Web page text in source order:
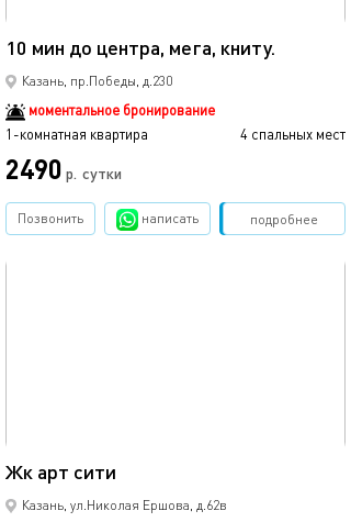
10 мин до центра, мега, книту.
Казань, пр.Победы, д.230
моментальное бронирование
1-комнатная квартира
4 спальных мест
2490 р. сутки
подробнее
Позвонить написать Забронировать
Жк арт сити
Казань, ул.Николая Ершова, д.62в